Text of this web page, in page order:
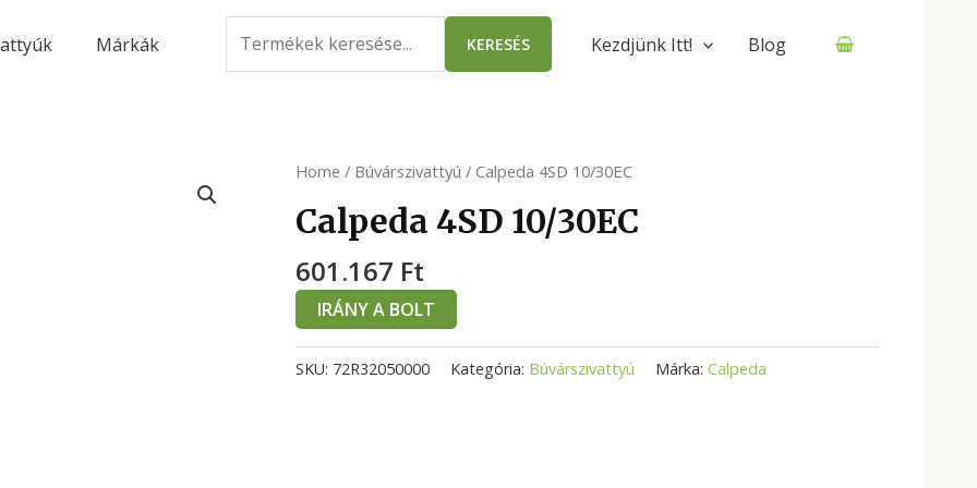
Márkák
for:
KERESÉS Kezdjünk Itt! Blog
Home / Búvárszivattyú / Calpeda 4SD 10/30EC
Calpeda 4SD 10/30EC
601.167 Ft
IRÁNY A BOLT
SKU: 72R32050000 Kategória: Búvárszivattyú Márka: Calpeda